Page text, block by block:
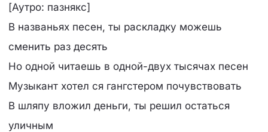
[Аутро: пазнякс]
В названьях песен, ты раскладку можешь
сменить раз десять
Но одной читаешь в одной-двух тысячах песен
Музыкант хотел ся гангстером почувствовать
В шляпу вложил деньги, ты решил остаться
уличным